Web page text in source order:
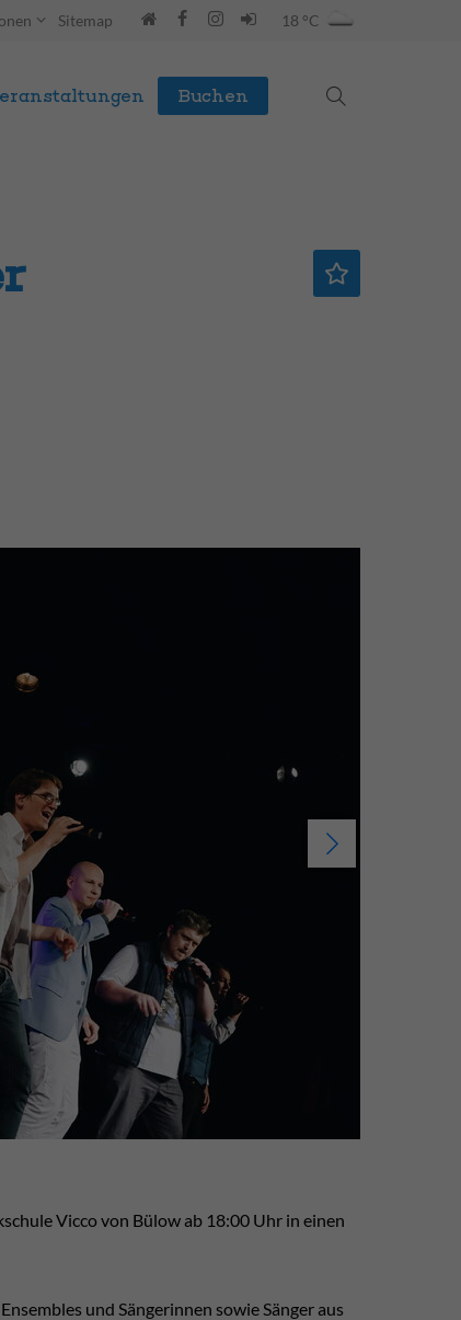
Sitemap 18 °C
Buchen
Vicco von Bülow ab 18:00 Uhr in einen
und Sängerinnen sowie Sänger aus